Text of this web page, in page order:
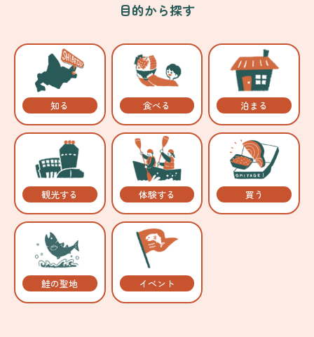
目的から探す
知る 食べる 泊まる
観光する 体験する 買う
鮭の聖地 イベント